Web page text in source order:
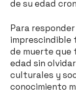
de su edad
Para
imprescindible
de muerte que
edad sin
culturales y
conocimiento